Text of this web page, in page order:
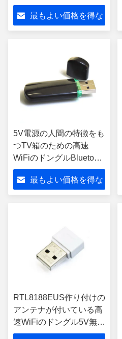
最もよい価格を得な
5V電源の人間の特徴をも
つTV箱のための高速
WiFiのドングルBluetooth
RTL8723BU
最もよい価格を得な
RTL8188EUS作り付けの
アンテナが付いている高
速WiFiのドングル5V無線
Wifiのドングル